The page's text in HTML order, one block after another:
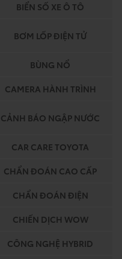
BIỂN SỐ XE Ô TÔ
BƠM LỐP ĐIỆN TỬ
BÙNG NỔ
CAMERA HÀNH TRÌNH
CẢNH BÁO NGẬP NƯỚC
CAR CARE TOYOTA
CHẨN ĐOÁN CAO CẤP
CHẨN ĐOÁN ĐIỆN
CHIẾN DỊCH WOW
CÔNG NGHỆ HYBRID